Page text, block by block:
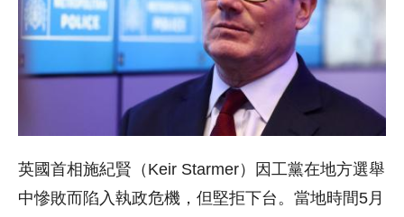
英國首相施紀賢（Keir Starmer）因工黨在地方選舉
中慘敗而陷入執政危機，但堅拒下台。當地時間5月